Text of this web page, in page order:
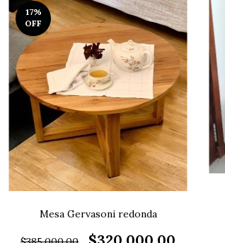
17%
OFF
Mesa Gervasoni redonda